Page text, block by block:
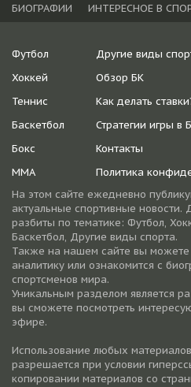
БИОГРАФИИ
ИНТЕРЕСНОЕ В
Футбол
Хоккей
Теннис
Баскетбол
Бокс
ММА
Другие виды
Обзор БК
Как делать
Стратегии игры в
Контакты
Политика
На этом сайте ежедневно
актуальные спортивные новости.
разбиты по тематике: Футбол,
Баскетбол, Другие виды спорта.
Также на нашем сайте вы можете
аналитику или ознакомится с
спортсменов мира.
Уникальным разделом является
вы сможете посмотреть
эфире.
Использование любых
разрешается при условии
копировании материалов со